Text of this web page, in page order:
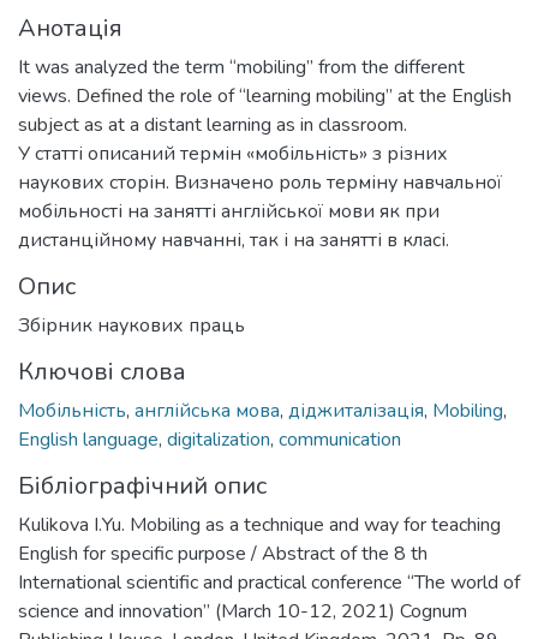
Анотація
It was analyzed the term “mobiling” from the different
views. Defined the role of “learning mobiling” at the English
subject as at a distant learning as in classroom.
У статті описаний термін «мобільність» з різних
наукових сторін. Визначено роль терміну навчальної
мобільності на занятті англійської мови як при
дистанційному навчанні, так і на занятті в класі.
Опис
Збірник наукових праць
Ключові слова
Мобільність, англійська мова, діджиталізація, Mobiling,
English language, digitalization, communication
Бібліографічний опис
Кulikova І.Yu. Mobiling as a technique and way for teaching
English for specific purpose / Abstract of the 8 th
International scientific and practical conference “The world of
science and innovation” (March 10-12, 2021) Cognum